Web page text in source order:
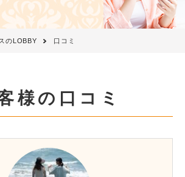
のLOBBY 口コミ
様の口コミ